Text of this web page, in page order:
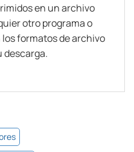
en un archivo
otro programa o
formatos de archivo
descarga.